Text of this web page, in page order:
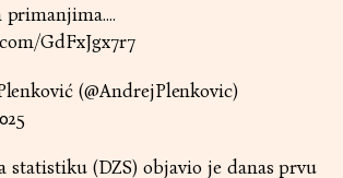
GdFxJgx7r7
(@AndrejPlenkovic)
statistiku (DZS) objavio je danas prvu